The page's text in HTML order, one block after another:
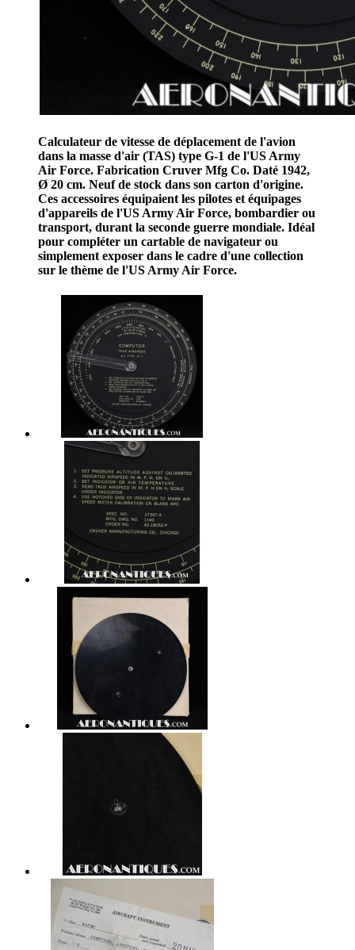
Calculateur de vitesse de déplacement de l'avion
dans la masse d'air (TAS) type G-1 de l'US Army
Air Force. Fabrication Cruver Mfg Co. Daté 1942,
Ø 20 cm. Neuf de stock dans son carton d'origine.
Ces accessoires équipaient les pilotes et équipages
d'appareils de l'US Army Air Force, bombardier ou
transport, durant la seconde guerre mondiale. Idéal
pour compléter un cartable de navigateur ou
simplement exposer dans le cadre d'une collection
sur le thème de l'US Army Air Force.